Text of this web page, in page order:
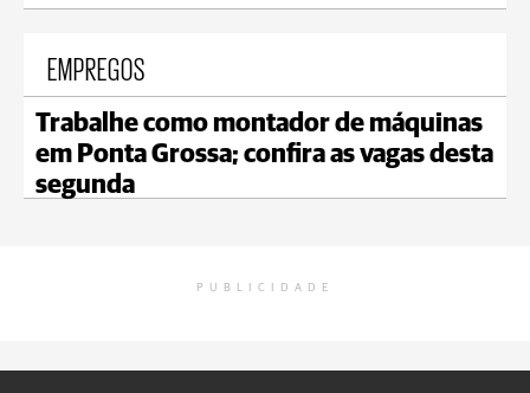
EMPREGOS
Trabalhe como montador de máquinas
em Ponta Grossa; confira as vagas desta
segunda
PUBLICIDADE